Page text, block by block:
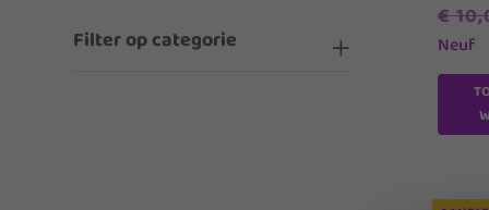
Filter op categorie
€
Neuf